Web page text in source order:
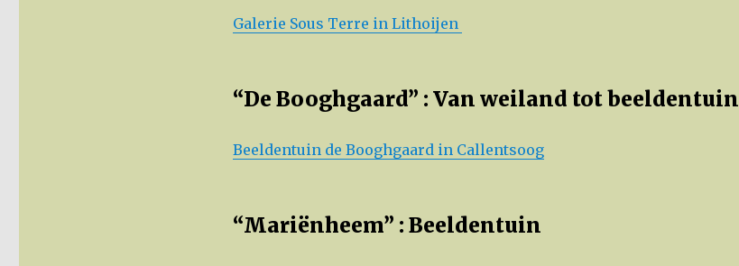
Galerie Sous Terre in Lithoijen
“De Booghgaard” : Van weiland tot beeldentuin
Beeldentuin de Booghgaard in Callentsoog
“Mariënheem” : Beeldentuin